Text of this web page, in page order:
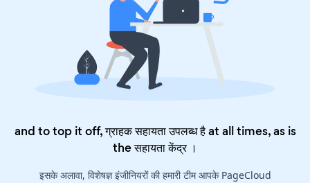
and to top it off, ग्राहक सहायता उपलब्ध है at all times, as is
theसहायता केंद्र।
इसके अलावा, विशेषज्ञ इंजीनियरों की हमारी टीम आपके PageCloud